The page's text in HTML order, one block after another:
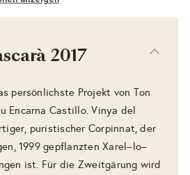
2017
persönlichste Projekt von Ton
Encarna Castillo. Vinya del
puristischer Corpinnat, der
1999 gepflanzten Xarel–lo–
ist. Für die Zweitgärung wird